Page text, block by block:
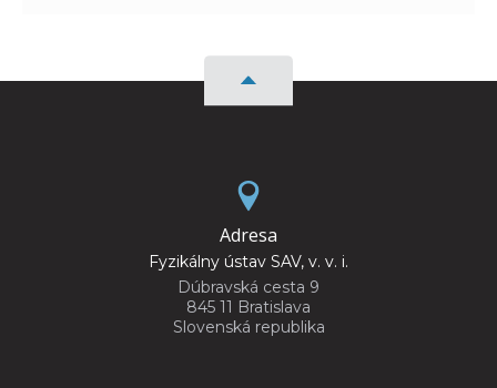
Adresa
Fyzikálny ústav SAV, v. v. i.
Dúbravská cesta 9
845 11 Bratislava
Slovenská republika